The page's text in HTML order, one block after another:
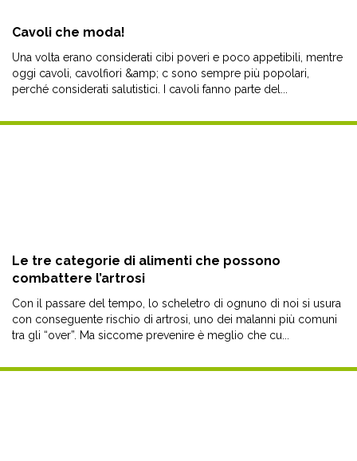
Cavoli che moda!
Una volta erano considerati cibi poveri e poco appetibili, mentre
oggi cavoli, cavolfiori &amp; c sono sempre più popolari,
perché considerati salutistici. I cavoli fanno parte del...
Le tre categorie di alimenti che possono
combattere l’artrosi
Con il passare del tempo, lo scheletro di ognuno di noi si usura
con conseguente rischio di artrosi, uno dei malanni più comuni
tra gli “over”. Ma siccome prevenire è meglio che cu...